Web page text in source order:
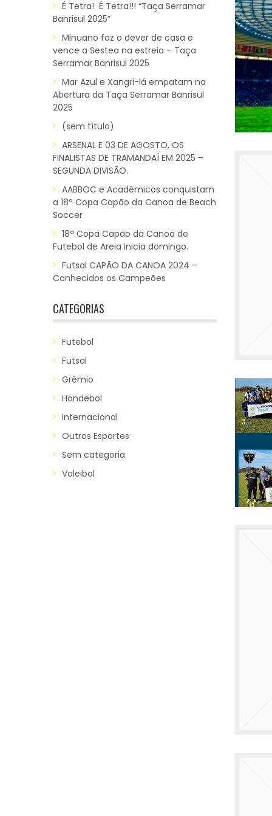
É Tetra! É Tetra!!! “Taça Serramar
Banrisul 2025”
Minuano faz o dever de casa e
vence a Sestea na estreia – Taça
Serramar Banrisul 2025
Mar Azul e Xangri-lá empatam na
Abertura da Taça Serramar Banrisul
2025
(sem título)
ARSENAL E 03 DE AGOSTO, OS
FINALISTAS DE TRAMANDAÍ EM 2025 –
SEGUNDA DIVISÃO.
AABBOC e Acadêmicos conquistam
a 18ª Copa Capão da Canoa de Beach
Soccer
18ª Copa Capão da Canoa de
Futebol de Areia inicia domingo.
Futsal CAPÃO DA CANOA 2024 –
Conhecidos os Campeões
CATEGORIAS
Futebol
Futsal
Grêmio
Handebol
Internacional
Outros Esportes
Sem categoria
Voleibol